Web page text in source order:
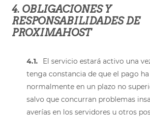
4. OBLIGACIONES Y
RESPONSABILIDADES DE
PROXIMAHOST
4.1.
El servicio estará activo una
tenga constancia de que el pago
normalmente en un plazo no
salvo que concurran problemas
averías en los servidores u otros